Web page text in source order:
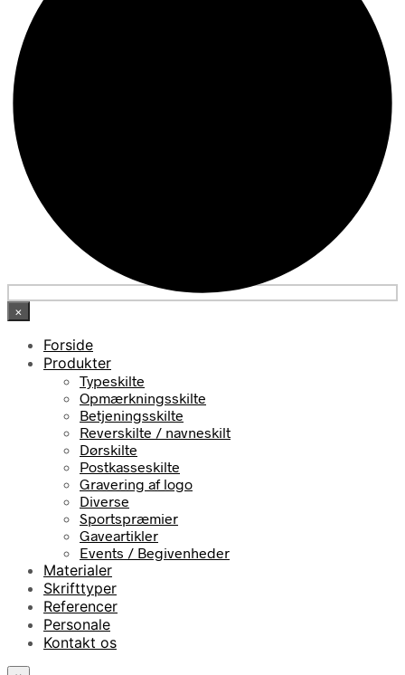
×
Forside
Produkter
Typeskilte
Opmærkningsskilte
Betjeningsskilte
Reverskilte / navneskilt
Dørskilte
Postkasseskilte
Gravering af logo
Diverse
Sportspræmier
Gaveartikler
Events / Begivenheder
Materialer
Skrifttyper
Referencer
Personale
Kontakt os